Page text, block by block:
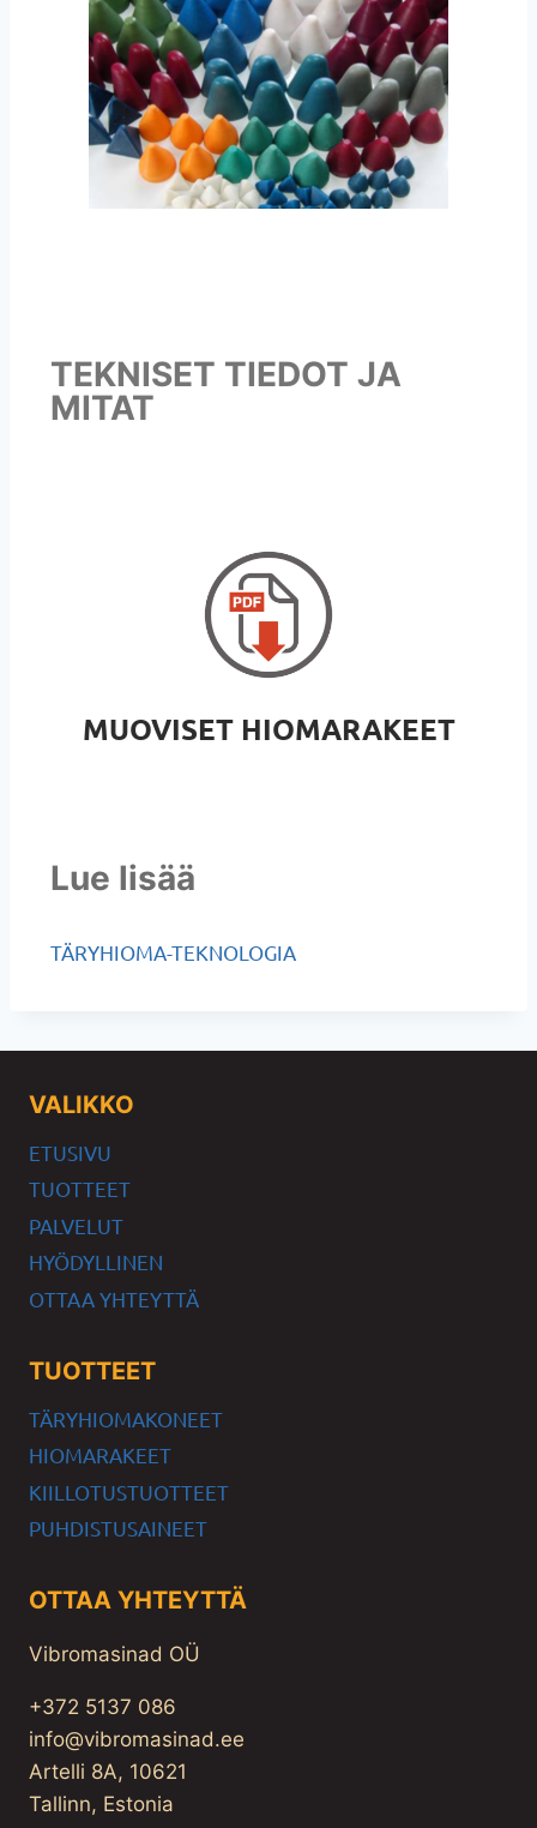
TEKNISET TIEDOT JA
MITAT
MUOVISET HIOMARAKEET
Lue lisää
TÄRYHIOMA-TEKNOLOGIA
VALIKKO
ETUSIVU
TUOTTEET
PALVELUT
HYÖDYLLINEN
OTTAA YHTEYTTÄ
TUOTTEET
TÄRYHIOMAKONEET
HIOMARAKEET
KIILLOTUSTUOTTEET
PUHDISTUSAINEET
OTTAA YHTEYTTÄ
Vibromasinad OÜ
+372 5137 086
info@vibromasinad.ee
Artelli 8A, 10621
Tallinn, Estonia